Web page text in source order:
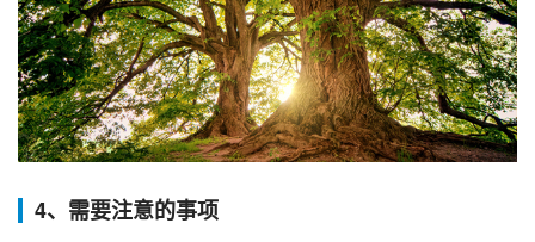
4、需要注意的事项